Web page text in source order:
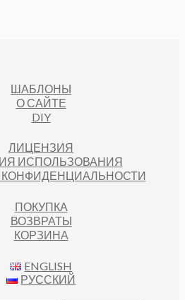
ШАБЛОНЫ
О САЙТЕ
DIY
ЛИЦЕНЗИЯ
ИСПОЛЬЗОВАНИЯ
КОНФИДЕНЦИАЛЬНОСТИ
ПОКУПКА
ВОЗВРАТЫ
КОРЗИНА
ENGLISH
РУССКИЙ